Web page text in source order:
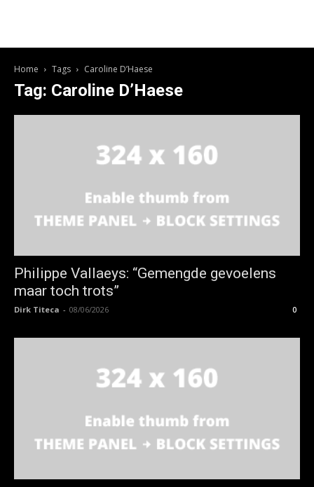
Home Tags Caroline D’Haese
Tag: Caroline D’Haese
Philippe Vallaeys: “Gemengde gevoelens
maar toch trots”
Dirk Titeca - 08/06/2026 0